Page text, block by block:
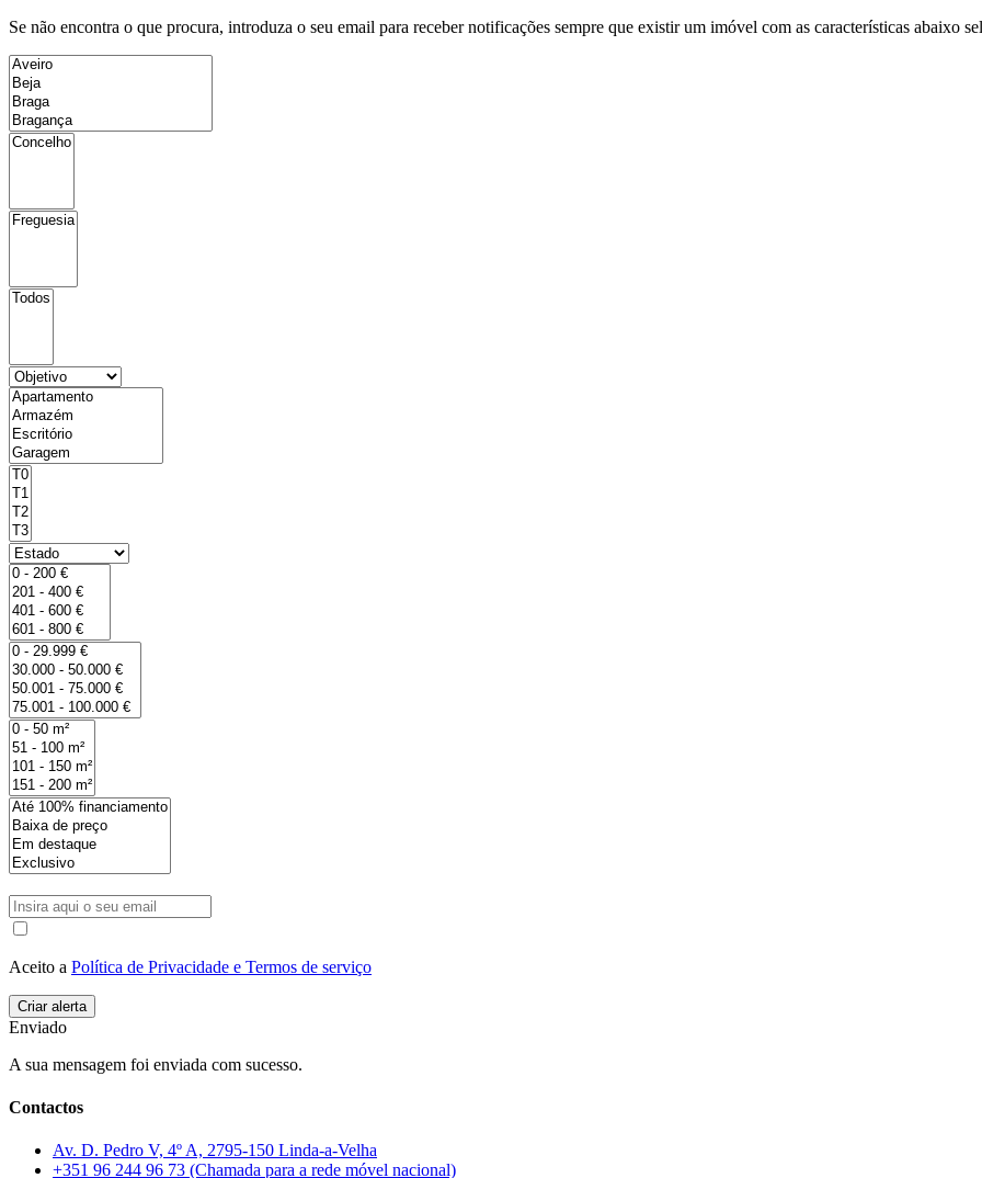
Se não encontra o que procura, introduza o seu email para receber notificações sempre que existir um imóvel com as características abaixo
Aceito a Política de Privacidade e Termos de serviço
Enviado
A sua mensagem foi enviada com sucesso.
Contactos
Av. D. Pedro V, 4º A, 2795-150 Linda-a-Velha
+351 96 244 96 73 (Chamada para a rede móvel nacional)